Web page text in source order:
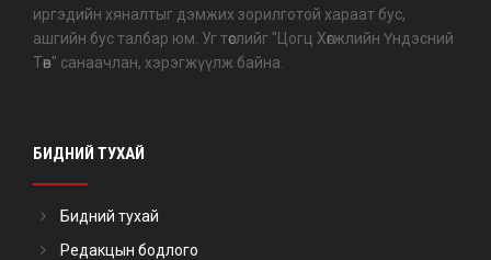
иргэдийн хяналтыг дэмжих зорилготой хараат бус,
ашгийн бус талбар юм. Уг төслийг "Цогц Хөгжлийн Үндэсний
Төв" санаачлан, хэрэгжүүлж байна.
БИДНИЙ ТУХАЙ
Бидний тухай
Редакцын бодлого